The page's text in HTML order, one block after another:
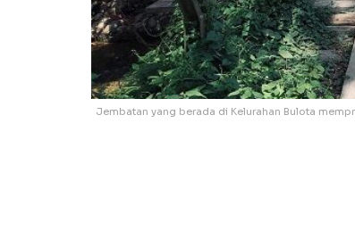
Jembatan yang berada di Kelurahan Bulota